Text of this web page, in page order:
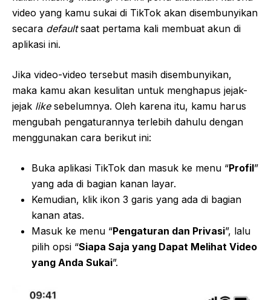
video yang kamu sukai di TikTok akan disembunyikan
secara defaultsaat pertama kali membuat akun di
aplikasi ini.
Jika video-video tersebut masih disembunyikan,
maka kamu akan kesulitan untuk menghapus jejak-
jejak like sebelumnya. Oleh karena itu, kamu harus
mengubah pengaturannya terlebih dahulu dengan
menggunakan cara berikut ini:
Buka aplikasi TikTok dan masuk ke menu “Profil”
yang ada di bagian kanan layar.
Kemudian, klik ikon 3 garis yang ada di bagian
kanan atas.
Masuk ke menu “Pengaturan dan Privasi”, lalu
pilih opsi “Siapa Saja yang Dapat Melihat Video
yang Anda Sukai”.